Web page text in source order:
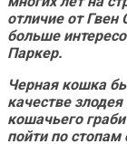
отличие от Гвен
больше
Паркер.
Черная кошка
качестве
кошачьего
пойти по стопам